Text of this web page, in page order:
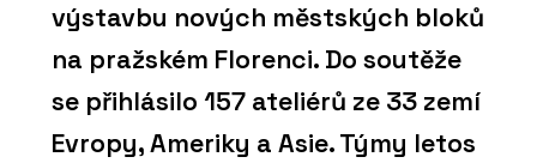
výstavbu nových městských bloků
na pražském Florenci. Do soutěže
se přihlásilo 157 ateliérů ze 33 zemí
Evropy, Ameriky a Asie. Týmy letos